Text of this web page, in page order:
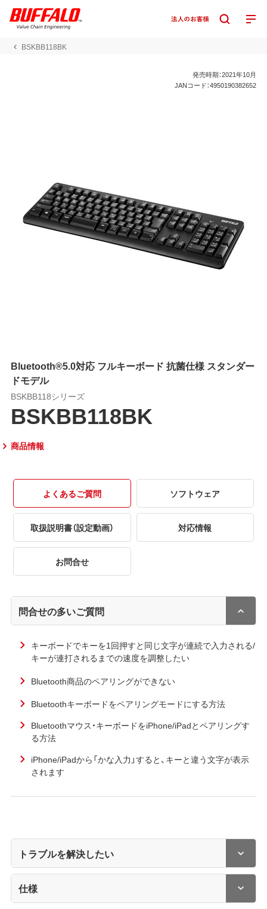
BSKBB118BK
発売時期：2021年10月
JANコード：4950190382652
Bluetooth®5.0対応 フルキーボード 抗菌仕様 スタンダー
ドモデル
BSKBB118シリーズ
BSKBB118BK
商品情報
よくあるご質問 ソフトウェア
取扱説明書（設定動画） 対応情報
お問合せ
問合せの多いご質問
キーボードでキーを1回押すと同じ文字が連続で入力される/
キーが連打されるまでの速度を調整したい
Bluetooth商品のペアリングができない
Bluetoothキーボードをペアリングモードにする方法
Bluetoothマウス・キーボードをiPhone/iPadとペアリングす
る方法
iPhone/iPadから「かな入力」すると、キーと違う文字が表示
されます
トラブルを解決したい
仕様